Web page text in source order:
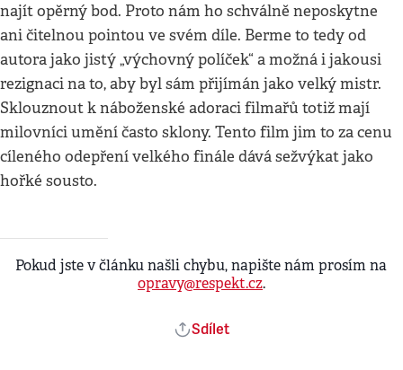
najít opěrný bod. Proto nám ho schválně neposkytne
ani čitelnou pointou ve svém díle. Berme to tedy od
autora jako jistý „výchovný políček“ a možná i jakousi
rezignaci na to, aby byl sám přijímán jako velký mistr.
Sklouznout k náboženské adoraci filmařů totiž mají
milovníci umění často sklony. Tento film jim to za cenu
cíleného odepření velkého finále dává sežvýkat jako
hořké sousto.
Pokud jste v článku našli chybu, napište nám prosím na
opravy@respekt.cz.
Sdílet